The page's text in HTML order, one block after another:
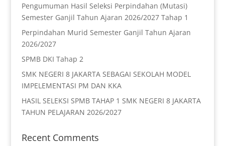
Pengumuman Hasil Seleksi Perpindahan (Mutasi)
Semester Ganjil Tahun Ajaran 2026/2027 Tahap 1
Perpindahan Murid Semester Ganjil Tahun Ajaran
2026/2027
SPMB DKI Tahap 2
SMK NEGERI 8 JAKARTA SEBAGAI SEKOLAH MODEL
IMPELEMENTASI PM DAN KKA
HASIL SELEKSI SPMB TAHAP 1 SMK NEGERI 8 JAKARTA
TAHUN PELAJARAN 2026/2027
Recent Comments